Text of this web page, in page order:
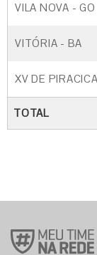
VILA NOVA - GO
VITÓRIA - BA
XV DE
TOTAL